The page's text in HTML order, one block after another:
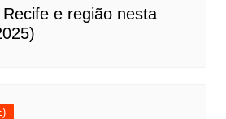
e região nesta